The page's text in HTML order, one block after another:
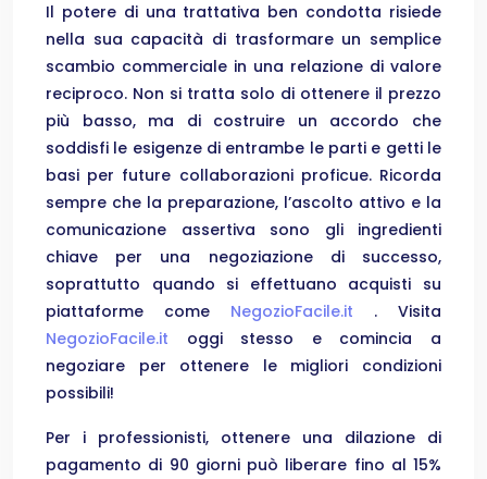
Il potere di una trattativa ben condotta risiede
nella sua capacità di trasformare un semplice
scambio commerciale in una relazione di valore
reciproco. Non si tratta solo di ottenere il prezzo
più basso, ma di costruire un accordo che
soddisfi le esigenze di entrambe le parti e getti le
basi per future collaborazioni proficue. Ricorda
sempre che la preparazione, l’ascolto attivo e la
comunicazione assertiva sono gli ingredienti
chiave per una negoziazione di successo,
soprattutto quando si effettuano acquisti su
piattaforme come NegozioFacile.it . Visita
NegozioFacile.it oggi stesso e comincia a
negoziare per ottenere le migliori condizioni
possibili!
Per i professionisti, ottenere una dilazione di
pagamento di 90 giorni può liberare fino al 15%